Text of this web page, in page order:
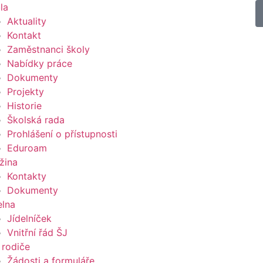
Aktuality
Kontakt
Zaměstnanci školy
Nabídky práce
Dokumenty
Projekty
Historie
Školská rada
Prohlášení o přístupnosti
Eduroam
Kontakty
Dokumenty
Jídelníček
Vnitřní řád ŠJ
rodiče
Žádosti a formuláře